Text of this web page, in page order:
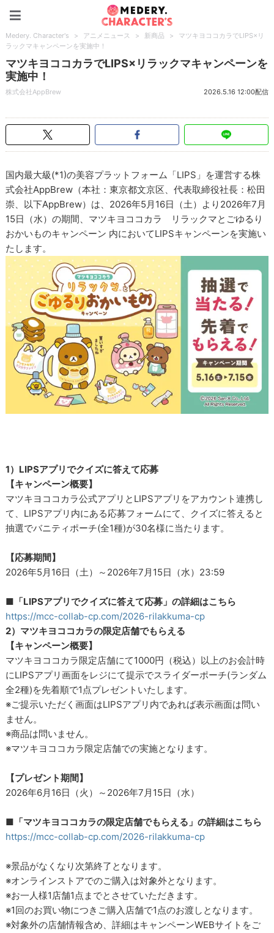
Medery. Character's > アニメニュース > 新商品 >
マツキヨココカラでLIPS×リ
ラックマキャンペーンを実施中！
マツキヨココカラでLIPS×リラックマキャンペーンを
実施中！
株式会社AppBrew 2026.5.16 12:00配信
国内最大級(*1)の美容プラットフォーム「LIPS」を運営する株
式会社AppBrew（本社：東京都文京区、代表取締役社長：松田
崇、以下AppBrew）は、2026年5月16日（土）より2026年7月
15日（水）の期間、マツキヨココカラ リラックマとごゆるり
おかいものキャンペーン 内においてLIPSキャンペーンを実施い
たします。
1）LIPSアプリでクイズに答えて応募
【キャンペーン概要】
マツキヨココカラ公式アプリとLIPSアプリをアカウント連携し
て、LIPSアプリ内にある応募フォームにて、クイズに答えると
抽選でバニティポーチ(全1種)が30名様に当たります。
【応募期間】
2026年5月16日（土）～2026年7月15日（水）23:59
■「LIPSアプリでクイズに答えて応募」の詳細はこちら
https://mcc-collab-cp.com/2026-rilakkuma-cp
2）マツキヨココカラの限定店舗でもらえる
【キャンペーン概要】
マツキヨココカラ限定店舗にて1000円（税込）以上のお会計時
にLIPSアプリ画面をレジにて提示でスライダーポーチ(ランダム
全2種)を先着順で1点プレゼントいたします。
※ご提示いただく画面はLIPSアプリ内であれば表示画面は問い
ません。
※商品は問いません。
※マツキヨココカラ限定店舗での実施となります。
【プレゼント期間】
2026年6月16日（火）～2026年7月15日（水）
■「マツキヨココカラの限定店舗でもらえる」の詳細はこちら
https://mcc-collab-cp.com/2026-rilakkuma-cp
※景品がなくなり次第終了となります。
※オンラインストアでのご購入は対象外となります。
※お一人様1店舗1点までとさせていただきます。
※1回のお買い物につきご購入店舗で1点のお渡しとなります。
※対象外の店舗情報含め、詳細はキャンペーンWEBサイトをご